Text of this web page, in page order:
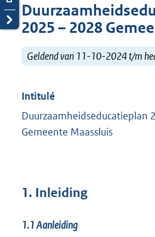
2025 – 2028
Geldend van 11-10-2024 t/m
Intitulé
Duurzaamheidseducatieplan
Gemeente Maassluis
1. Inleiding
1.1Aanleiding